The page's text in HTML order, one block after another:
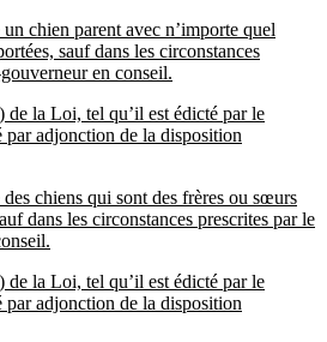
chien parent avec n’importe quel
sauf dans les circonstances
en conseil.
la Loi, tel qu’il est édicté par le
par adjonction de la disposition
chiens qui sont des frères ou sœurs
dans les circonstances prescrites par le
la Loi, tel qu’il est édicté par le
par adjonction de la disposition